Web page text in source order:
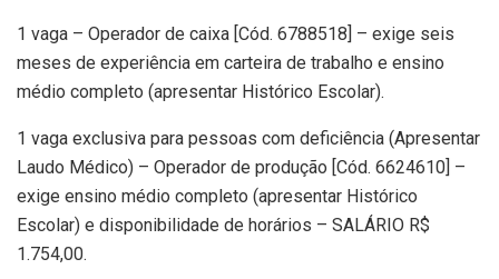
1 vaga – Operador de caixa [Cód. 6788518] – exige seis
meses de experiência em carteira de trabalho e ensino
médio completo (apresentar Histórico Escolar).
1 vaga exclusiva para pessoas com deficiência (Apresentar
Laudo Médico) – Operador de produção [Cód. 6624610] –
exige ensino médio completo (apresentar Histórico
Escolar) e disponibilidade de horários – SALÁRIO R$
1.754,00.